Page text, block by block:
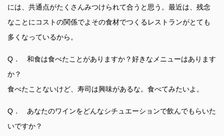
には、共通点がたくさんみつけられて合うと思う。最近は、残念
なことにコストの関係でよその食材でつくるレストランがとても
多くなっているから。
Q． 和食は食べたことがありますか？好きなメニューはあります
か？
食べたことないけど、寿司は興味があるな。食べてみたいよ。
Q． あなたのワインをどんなシチュエーションで飲んでもらいた
いですか？